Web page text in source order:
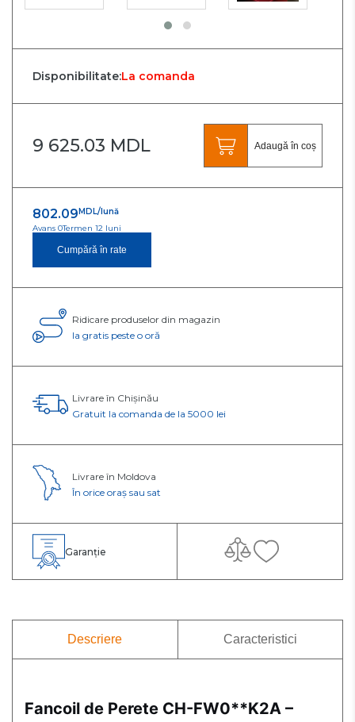
Disponibilitate:La comanda
9 625.03 MDL Adaugă în coș
802.09 MDL/lună
Avans 0Termen 12 luni
Cumpără în rate
Ridicare produselor din magazin
Ia gratis peste o oră
Livrare în Chișinău
Gratuit la comanda de la 5000 lei
Livrare în Moldova
În orice oraș sau sat
Garanție
Descriere Caracteristici
Fancoil de Perete CH-FW0**K2A –